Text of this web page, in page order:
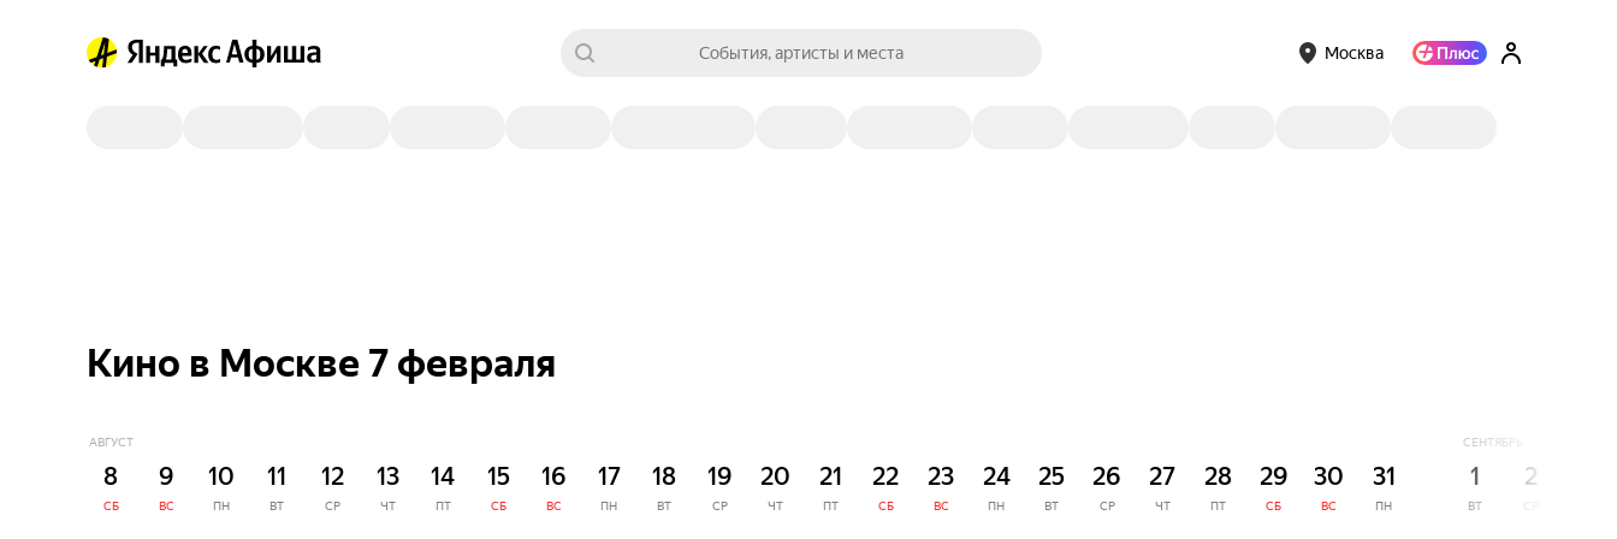
События, артисты и места Москва
Кино в Москве 7 февраля
АВГУСТ
8
СБ
9
ВС
10
ПН
11
ВТ
12
СР
13
ЧТ
14
ПТ
15
СБ
16
ВС
17
ПН
18
ВТ
19
СР
20
ЧТ
21
ПТ
22
СБ
23
ВС
24
ПН
25
ВТ
26
СР
27
ЧТ
28
ПТ
29
СБ
30
ВС
31
ПН
СЕНТЯБРЬ
1
ВТ
2